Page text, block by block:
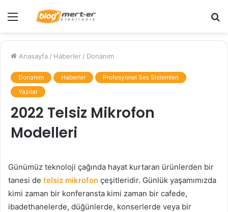
Menü
Anasayfa / Haberler / Donanım
Donanım Haberler
Profesyonel Ses Sistemleri
Yazılar
2022 Telsiz Mikrofon
Modelleri
Günümüz teknoloji çağında hayat kurtaran ürünlerden bir
tanesi de telsiz mikrofon çeşitleridir. Günlük yaşamımızda
kimi zaman bir konferansta kimi zaman bir cafede,
ibadethanelerde, düğünlerde, konserlerde veya bir